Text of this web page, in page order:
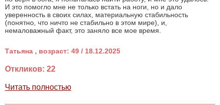
И это помогло мне не только встать на ноги, но и дало
уверенность в своих силах, материальную стабильность
(понятно, что ничто не стабильно в этом мире), и,
немаловажный факт, это заняло все мое время.
Татьяна , возраст: 49 / 18.12.2025
Откликов: 22
Читать полностью